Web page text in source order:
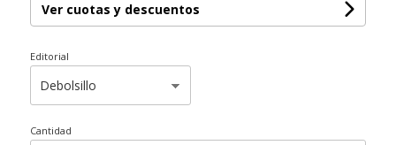
Ver cuotas y descuentos
Editorial
Cantidad